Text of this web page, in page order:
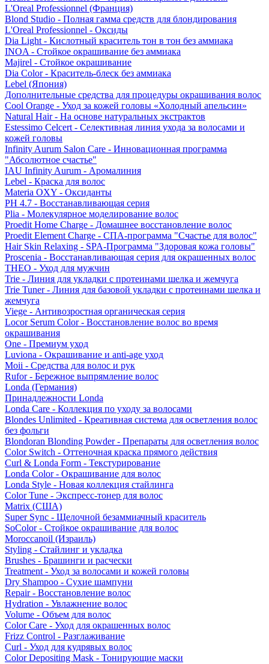
L'Oreal Professionnel (Франция)
Blond Studio - Полная гамма средств для блондирования
L'Oreal Professionnel - Оксиды
Dia Light - Кислотный краситель тон в тон без аммиака
INOA - Стойкое окрашивание без аммиака
Majirel - Стойкое окрашивание
Dia Color - Краситель-блеск без аммиака
Lebel (Япония)
Дополнительные средства для процедуры окрашивания волос
Cool Orange - Уход за кожей головы «Холодный апельсин»
Natural Hair - На основе натуральных экстрактов
Estessimo Celcert - Селективная линия ухода за волосами и
кожей головы
Infinity Aurum Salon Care - Инновационная программа
"Абсолютное счастье"
IAU Infinity Aurum - Аромалиния
Lebel - Краска для волос
Materia OXY - Оксиданты
PH 4.7 - Восстанавливающая серия
Plia - Молекулярное моделирование волос
Proedit Home Charge - Домашнее восстановление волос
Proedit Element Charge - СПА-программа "Счастье для волос"
Hair Skin Relaxing - SPA-Программа "Здоровая кожа головы"
Proscenia - Восстанавливающая серия для окрашенных волос
THEO - Уход для мужчин
Trie - Линия для укладки с протеинами шелка и жемчуга
Trie Tuner - Линия для базовой укладки с протеинами шелка и
жемчуга
Viege - Антивозростная органическая серия
Locor Serum Color - Восстановление волос во время
окрашивания
One - Премиум уход
Luviona - Окрашивание и anti-age уход
Moii - Средства для волос и рук
Rufor - Бережное выпрямление волос
Londa (Германия)
Принадлежности Londa
Londa Care - Коллекция по уходу за волосами
Blondes Unlimited - Креативная система для осветления волос
без фольги
Blondoran Blonding Powder - Препараты для осветления волос
Color Switch - Оттеночная краска прямого действия
Curl & Londa Form - Текстурирование
Londa Color - Окрашивание для волос
Londa Style - Новая коллекция стайлинга
Color Tune - Экспресс-тонер для волос
Matrix (США)
Super Sync - Щелочной безаммиачный краситель
SoColor - Стойкое окрашивание для волос
Moroccanoil (Израиль)
Styling - Стайлинг и укладка
Brushes - Брашинги и расчески
Treatment - Уход за волосами и кожей головы
Dry Shampoo - Сухие шампуни
Repair - Восстановление волос
Hydration - Увлажнение волос
Volume - Объем для волос
Color Care - Уход для окрашенных волос
Frizz Control - Разглаживание
Curl - Уход для кудрявых волос
Color Depositing Mask - Тонирующие маски